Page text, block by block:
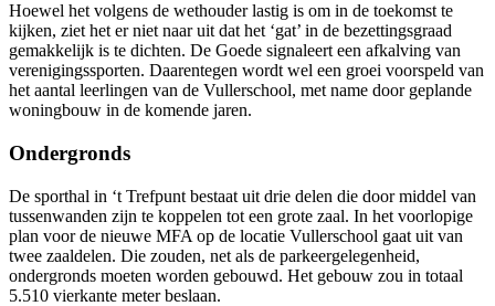
Hoewel het volgens de wethouder lastig is om in de toekomst te
kijken, ziet het er niet naar uit dat het ‘gat’ in de bezettingsgraad
gemakkelijk is te dichten. De Goede signaleert een afkalving van
verenigingssporten. Daarentegen wordt wel een groei voorspeld van
het aantal leerlingen van de Vullerschool, met name door geplande
woningbouw in de komende jaren.
Ondergronds
De sporthal in ‘t Trefpunt bestaat uit drie delen die door middel van
tussenwanden zijn te koppelen tot een grote zaal. In het voorlopige
plan voor de nieuwe MFA op de locatie Vullerschool gaat uit van
twee zaaldelen. Die zouden, net als de parkeergelegenheid,
ondergronds moeten worden gebouwd. Het gebouw zou in totaal
5.510 vierkante meter beslaan.